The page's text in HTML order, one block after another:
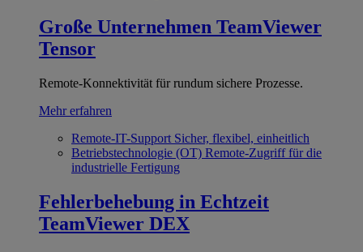
Große Unternehmen TeamViewer
Tensor
Remote-Konnektivität für rundum sichere Prozesse.
Mehr erfahren
Remote-IT-Support Sicher, flexibel, einheitlich
Betriebstechnologie (OT) Remote-Zugriff für die
industrielle Fertigung
Fehlerbehebung in Echtzeit
TeamViewer DEX